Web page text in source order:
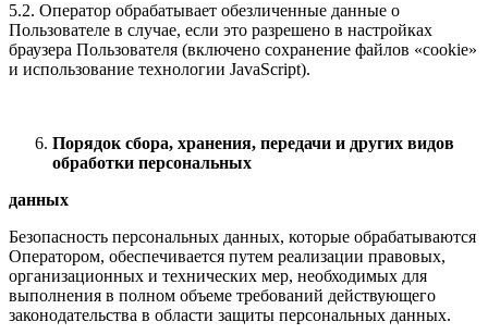
5.2. Оператор обрабатывает обезличенные данные о
Пользователе в случае, если это разрешено в настройках
браузера Пользователя (включено сохранение файлов «cookie»
и использование технологии JavaScript).
Порядок сбора, хранения, передачи и других видов
обработки персональных
данных
Безопасность персональных данных, которые обрабатываются
Оператором, обеспечивается путем реализации правовых,
организационных и технических мер, необходимых для
выполнения в полном объеме требований действующего
законодательства в области защиты персональных данных.